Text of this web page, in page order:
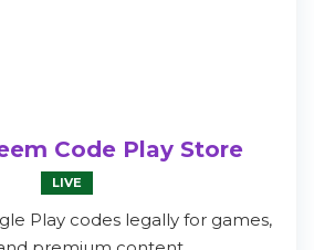
Code Play Store
LIVE
Play codes legally for games,